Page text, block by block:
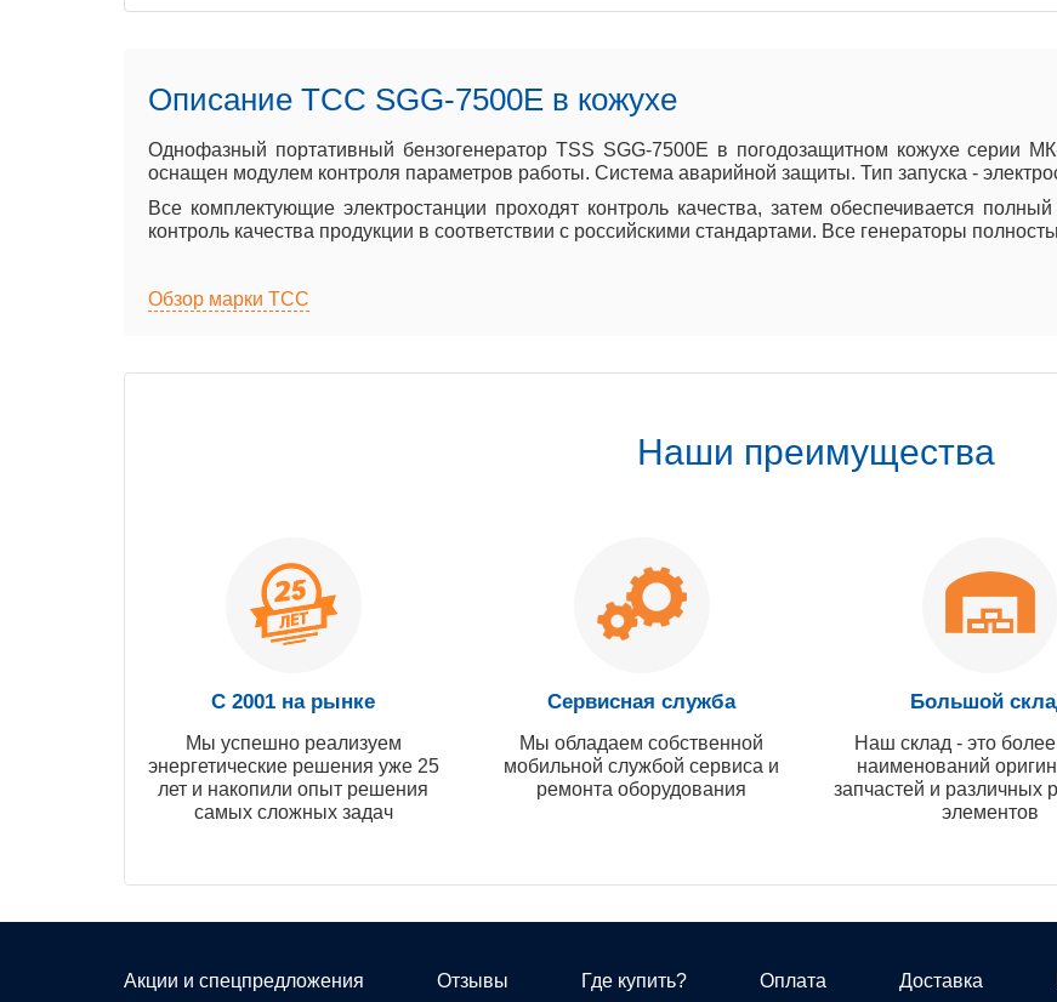
Описание ТСС SGG-7500Е в кожухе
Однофазный портативный бензогенератор TSS SGG-7500Е в погодозащитном кожухе серии
оснащен модулем контроля параметров работы. Система аварийной защиты. Тип запуска -
Все комплектующие электростанции проходят контроль качества, затем обеспечивается
контроль качества продукции в соответствии с российскими стандартами. Все генераторы
Обзор марки ТСС
Наши преимущества
С 2001 на рынке
Мы успешно реализуем
энергетические решения уже 25
лет и накопили опыт решения
самых сложных задач
Сервисная служба
Мы обладаем собственной
мобильной службой сервиса и
ремонта оборудования
Большой
Наш склад - это
наименований
запчастей и различных
элементов
Акции и спецпредложения Отзывы Где купить? Оплата Доставка